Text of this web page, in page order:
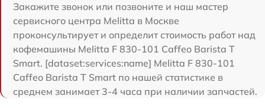
Закажите звонок или позвоните и наш мастер
сервисного центра Melitta в Москве
проконсультирует и определит стоимость работ над
кофемашины Melitta F 830-101 Caffeo Barista T
Smart. [dataset:services:name] Melitta F 830-101
Caffeo Barista T Smart по нашей статистике в
среднем занимает 3-4 часа при наличии запчастей.